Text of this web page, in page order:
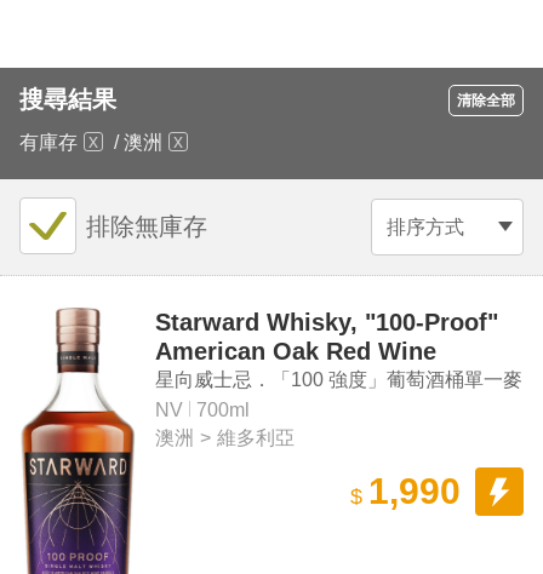
搜尋結果 清除全部
有庫存 / 澳洲
排序方式
排除無庫存
Starward Whisky, "100-Proof"
American Oak Red Wine
Barrels Single Malt Whisky
星向威士忌．「100 強度」葡萄酒桶單一麥
芽威士忌
NV
700ml
澳洲 > 維多利亞
$ 1,990